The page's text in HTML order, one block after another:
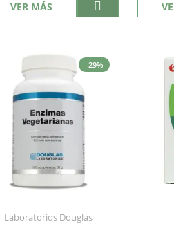
VER MÁS
-29%
Laboratorios Douglas